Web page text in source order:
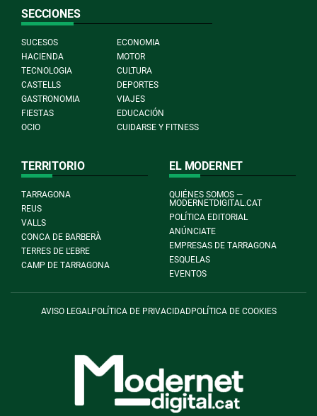
SECCIONES
SUCESOS
ECONOMIA
HACIENDA
MOTOR
TECNOLOGIA
CULTURA
CASTELLS
DEPORTES
GASTRONOMIA
VIAJES
FIESTAS
EDUCACIÓN
OCIO
CUIDARSE Y FITNESS
TERRITORIO
TARRAGONA
REUS
VALLS
CONCA DE BARBERÀ
TERRES DE L'EBRE
CAMP DE TARRAGONA
EL MODERNET
QUIÉNES SOMOS —
MODERNETDIGITAL.CAT
POLÍTICA EDITORIAL
ANÚNCIATE
EMPRESAS DE TARRAGONA
ESQUELAS
EVENTOS
AVISO LEGAL POLÍTICA DE PRIVACIDADPOLÍTICA DE COOKIES